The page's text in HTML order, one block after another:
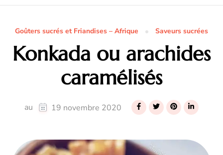
Goûters sucrés et Friandises – Afrique Saveurs sucrées
Konkada ou arachides
caramélisés
au 19 novembre 2020